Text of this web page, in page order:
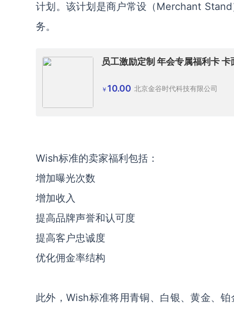
计划。该计划是商户常设（Merchant
务。
员工激励定制 年会专属福利卡
￥ 10.00 北京金谷时代科技有限公司
Wish标准的卖家福利包括：
增加曝光次数
增加收入
提高品牌声誉和认可度
提高客户忠诚度
优化佣金率结构
此外，Wish标准将用青铜、白银、黄金、